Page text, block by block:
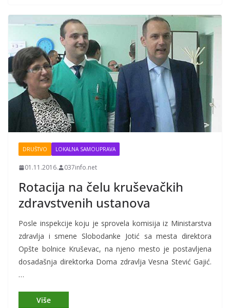
DRUŠTVO LOKALNA SAMOUPRAVA
01.11.2016. 037info.net
Rotacija na čelu kruševačkih
zdravstvenih ustanova
Posle inspekcije koju je sprovela komisija iz Ministarstva
zdravlja i smene Slobodanke Jotić sa mesta direktora
Opšte bolnice Kruševac, na njeno mesto je postavljena
dosadašnja direktorka Doma zdravlja Vesna Stević Gajić.
…